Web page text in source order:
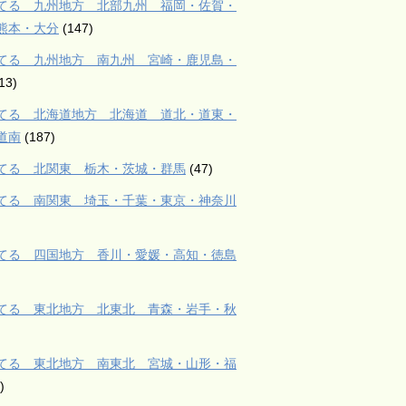
る 九州地方 北部九州 福岡・佐賀・
本・大分 (147)
る 九州地方 南九州 宮崎・鹿児島・
る 北海道地方 北海道 道北・道東・
南 (187)
る 北関東 栃木・茨城・群馬 (47)
る 南関東 埼玉・千葉・東京・神奈川
る 四国地方 香川・愛媛・高知・徳島
る 東北地方 北東北 青森・岩手・秋
る 東北地方 南東北 宮城・山形・福